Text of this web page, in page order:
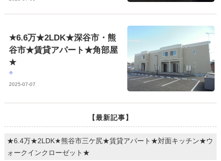
★6.6万★2LDK★深谷市・熊
谷市★賃貸アパート★角部屋
★
2025-07-07
【最新記事】
★6.4万★2LDK★熊谷市三ケ尻★賃貸アパート★対面キッチン★ウ
ォークインクローゼット★